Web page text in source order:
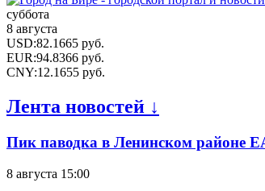
суббота
8 августа
USD:82.1665 руб.
EUR:94.8366 руб.
CNY:12.1655 руб.
Лента новостей ↓
Пик паводка в Ленинском районе
8 августа 15:00